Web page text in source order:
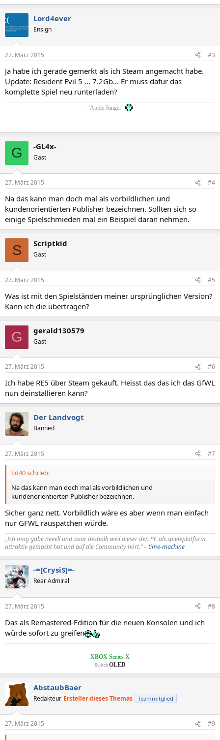
Lord4ever
Ensign
27. März 2015 #3
Ja habe ich gerade gemerkt als ich Steam angemacht habe.
Update: Resident Evil 5 ... 7.2Gb... Er muss dafür das
komplette Spiel neu runterladen?
"Apple Jünger"
G -GL4x-
Gast
27. März 2015 #4
Na das kann man doch mal als vorbildlichen und
kundenorientierten Publisher bezeichnen. Sollten sich so
einige Spielschmieden mal ein Beispiel daran nehmen.
S Scriptkid
Gast
27. März 2015 #5
Was ist mit den Spielständen meiner ursprünglichen Version?
Kann ich die übertragen?
G gerald130579
Gast
27. März 2015 #6
Ich habe RE5 über Steam gekauft. Heisst das das ich das GfWL
nun deinstallieren kann?
Der Landvogt
Banned
27. März 2015 #7
Ed40 schrieb:
Na das kann man doch mal als vorbildlichen und
kundenorientierten Publisher bezeichnen.
Sicher ganz nett. Vorbildlich wäre es aber wenn man einfach
nur GFWL rauspatchen würde.
„Ich mag gabe nevell und zwar deshalb weil dieser den PC als spieleplatform
attraktiv gemacht hat und auf die Community hört.“ –time-machine
-=[CrysiS]=-
Rear Admiral
27. März 2015 #8
Das als Remastered-Edition für die neuen Konsolen und ich
würde sofort zu greifen
XBOX Series X
Switch OLED
AbstaubBaer
Redakteur Ersteller dieses Themas Teammitglied
27. März 2015 #9